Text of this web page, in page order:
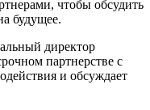
чтобы обсудить
будущее.
директор
партнерстве с
и обсуждает